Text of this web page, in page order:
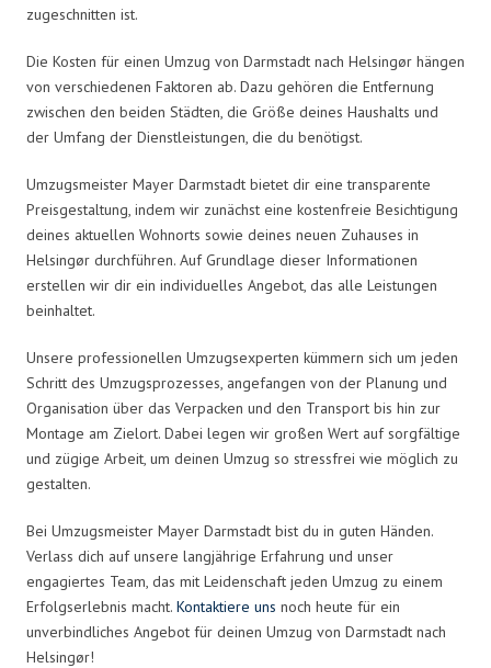
zugeschnitten ist.
Die Kosten für einen Umzug von Darmstadt nach Helsingør hängen
von verschiedenen Faktoren ab. Dazu gehören die Entfernung
zwischen den beiden Städten, die Größe deines Haushalts und
der Umfang der Dienstleistungen, die du benötigst.
Umzugsmeister Mayer Darmstadt bietet dir eine transparente
Preisgestaltung, indem wir zunächst eine kostenfreie Besichtigung
deines aktuellen Wohnorts sowie deines neuen Zuhauses in
Helsingør durchführen. Auf Grundlage dieser Informationen
erstellen wir dir ein individuelles Angebot, das alle Leistungen
beinhaltet.
Unsere professionellen Umzugsexperten kümmern sich um jeden
Schritt des Umzugsprozesses, angefangen von der Planung und
Organisation über das Verpacken und den Transport bis hin zur
Montage am Zielort. Dabei legen wir großen Wert auf sorgfältige
und zügige Arbeit, um deinen Umzug so stressfrei wie möglich zu
gestalten.
Bei Umzugsmeister Mayer Darmstadt bist du in guten Händen.
Verlass dich auf unsere langjährige Erfahrung und unser
engagiertes Team, das mit Leidenschaft jeden Umzug zu einem
Erfolgserlebnis macht. Kontaktiere uns noch heute für ein
unverbindliches Angebot für deinen Umzug von Darmstadt nach
Helsingør!